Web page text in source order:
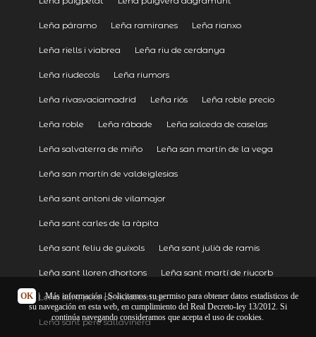
Leña páramo Leña ramiranes Leña rianxo
Leña riells i viabrea Leña riu de cerdanya
Leña riudecols Leña riumors
Leña rivasvaciamadrid Leña riós Leña roble precio
Leña roble Leña rábade Leña salceda de caselas
Leña salvaterra de miño Leña san martín de la vega
Leña san martín de valdeiglesias
Leña sant antoni de vilamajor
Leña sant carles de la ràpita
Leña sant feliu de guíxols Leña sant julià de ramis
Leña sant lloren dhortons Leña sant martí de riucorb
Leña sant pere de riudebitlles
Leña sant pere sallavinera
OK | Más información| Solicitamos su permiso para obtener datos estadísticos de
su navegación en esta web, en cumplimiento del Real Decreto-ley 13/2012. Si
continúa navegando consideramos que acepta el uso de cookies.